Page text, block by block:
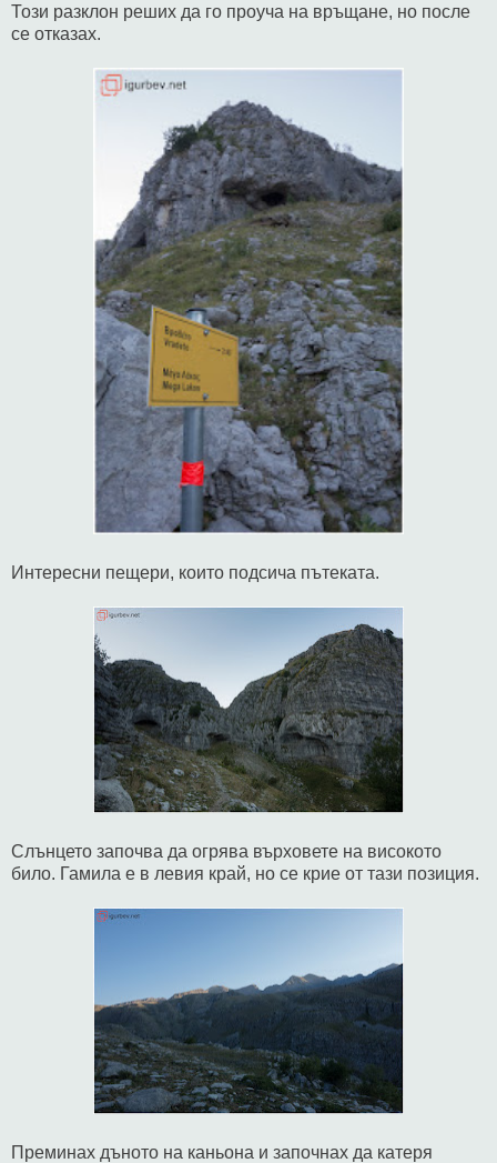
Този разклон реших да го проуча на връщане, но после
се отказах.
Интересни пещери, които подсича пътеката.
Слънцето започва да огрява върховете на високото
било. Гамила е в левия край, но се крие от тази позиция.
Преминах дъното на каньона и започнах да катеря